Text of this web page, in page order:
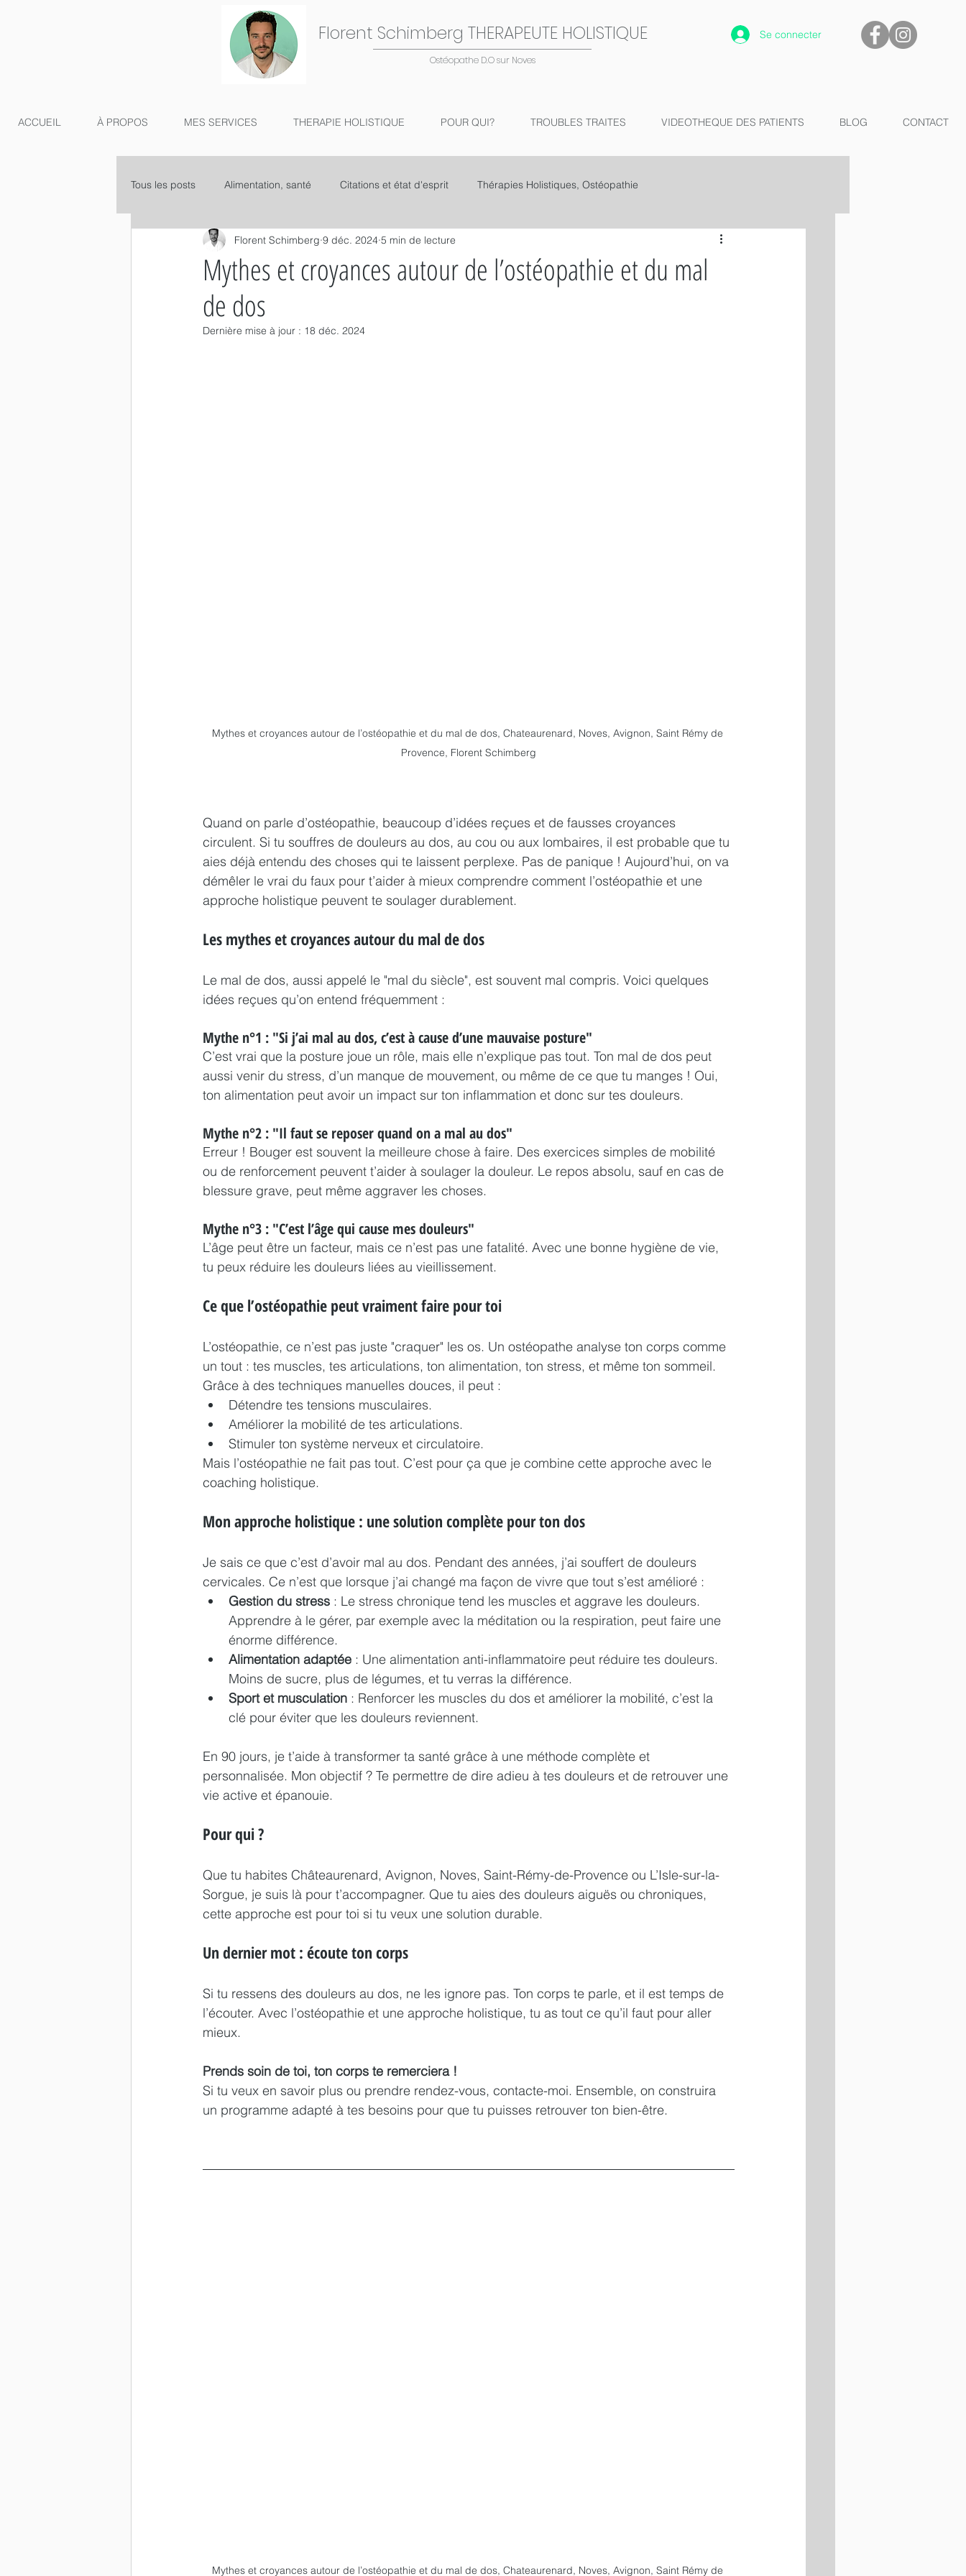
Florent Schimberg THERAPEUTE HOLISTIQUE
Ostéopathe D.O sur Noves
Se connecter
ACCUEIL À PROPOS MES SERVICES THERAPIE HOLISTIQUE POUR QUI? TROUBLES TRAITES VIDEOTHEQUE DES PATIENTS BLOG CONTACT
Tous les posts Alimentation, santé Citations et état d'esprit Thérapies Holistiques, Ostéopathie
Mythes et croyances autour de l’ostéopathie et du mal
de dos
Florent Schimberg 9 déc. 2024 5 min de lecture
Dernière mise à jour : 18 déc. 2024
Mythes et croyances autour de l’ostéopathie et du mal de dos, Chateaurenard, Noves, Avignon, Saint Rémy de
Provence, Florent Schimberg
Quand on parle d’ostéopathie, beaucoup d’idées reçues et de fausses croyances
circulent. Si tu souffres de douleurs au dos, au cou ou aux lombaires, il est probable que tu
aies déjà entendu des choses qui te laissent perplexe. Pas de panique ! Aujourd’hui, on va
démêler le vrai du faux pour t’aider à mieux comprendre comment l’ostéopathie et une
approche holistique peuvent te soulager durablement.
Les mythes et croyances autour du mal de dos
Le mal de dos, aussi appelé le "mal du siècle", est souvent mal compris. Voici quelques
idées reçues qu’on entend fréquemment :
Mythe n°1 : "Si j’ai mal au dos, c’est à cause d’une mauvaise posture"
C’est vrai que la posture joue un rôle, mais elle n’explique pas tout. Ton mal de dos peut
aussi venir du stress, d’un manque de mouvement, ou même de ce que tu manges ! Oui,
ton alimentation peut avoir un impact sur ton inflammation et donc sur tes douleurs.
Mythe n°2 : "Il faut se reposer quand on a mal au dos"
Erreur ! Bouger est souvent la meilleure chose à faire. Des exercices simples de mobilité
ou de renforcement peuvent t’aider à soulager la douleur. Le repos absolu, sauf en cas de
blessure grave, peut même aggraver les choses.
Mythe n°3 : "C’est l’âge qui cause mes douleurs"
L’âge peut être un facteur, mais ce n’est pas une fatalité. Avec une bonne hygiène de vie,
tu peux réduire les douleurs liées au vieillissement.
Ce que l’ostéopathie peut vraiment faire pour toi
L’ostéopathie, ce n’est pas juste "craquer" les os. Un ostéopathe analyse ton corps comme
un tout : tes muscles, tes articulations, ton alimentation, ton stress, et même ton sommeil.
Grâce à des techniques manuelles douces, il peut :
Détendre tes tensions musculaires.
Améliorer la mobilité de tes articulations.
Stimuler ton système nerveux et circulatoire.
Mais l’ostéopathie ne fait pas tout. C’est pour ça que je combine cette approche avec le
coaching holistique.
Mon approche holistique : une solution complète pour ton dos
Je sais ce que c’est d’avoir mal au dos. Pendant des années, j’ai souffert de douleurs
cervicales. Ce n’est que lorsque j’ai changé ma façon de vivre que tout s’est amélioré :
Gestion du stress : Le stress chronique tend les muscles et aggrave les douleurs.
Apprendre à le gérer, par exemple avec la méditation ou la respiration, peut faire une
énorme différence.
Alimentation adaptée : Une alimentation anti-inflammatoire peut réduire tes douleurs.
Moins de sucre, plus de légumes, et tu verras la différence.
Sport et musculation : Renforcer les muscles du dos et améliorer la mobilité, c’est la
clé pour éviter que les douleurs reviennent.
En 90 jours, je t’aide à transformer ta santé grâce à une méthode complète et
personnalisée. Mon objectif ? Te permettre de dire adieu à tes douleurs et de retrouver une
vie active et épanouie.
Pour qui ?
Que tu habites Châteaurenard, Avignon, Noves, Saint-Rémy-de-Provence ou L’Isle-sur-la-
Sorgue, je suis là pour t’accompagner. Que tu aies des douleurs aiguës ou chroniques,
cette approche est pour toi si tu veux une solution durable.
Un dernier mot : écoute ton corps
Si tu ressens des douleurs au dos, ne les ignore pas. Ton corps te parle, et il est temps de
l’écouter. Avec l’ostéopathie et une approche holistique, tu as tout ce qu’il faut pour aller
mieux.
Prends soin de toi, ton corps te remerciera !
Si tu veux en savoir plus ou prendre rendez-vous, contacte-moi. Ensemble, on construira
un programme adapté à tes besoins pour que tu puisses retrouver ton bien-être.
Mythes et croyances autour de l’ostéopathie et du mal de dos, Chateaurenard, Noves, Avignon, Saint Rémy de